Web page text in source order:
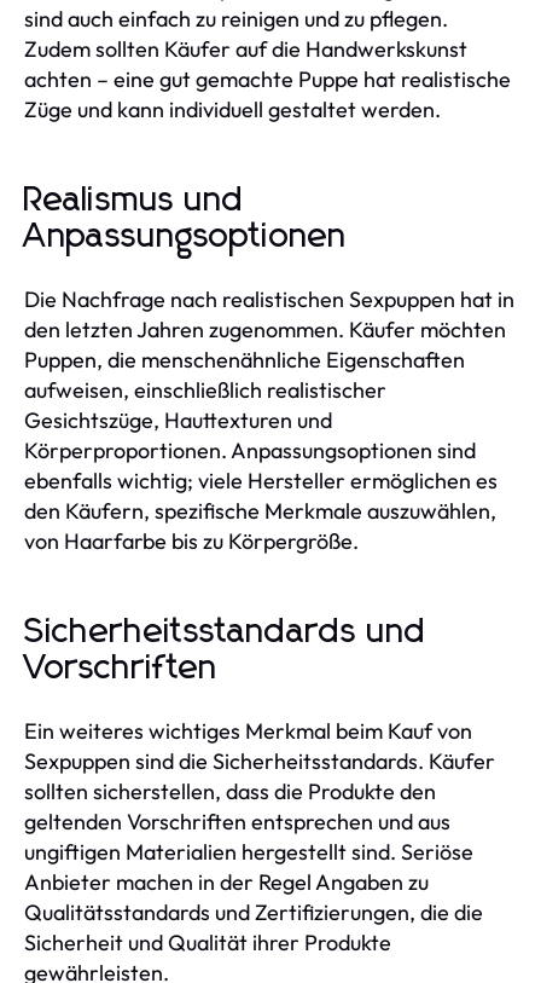
sind auch einfach zu reinigen und zu pflegen.
Zudem sollten Käufer auf die Handwerkskunst
achten – eine gut gemachte Puppe hat realistische
Züge und kann individuell gestaltet werden.
Realismus und
Anpassungsoptionen
Die Nachfrage nach realistischen Sexpuppen hat in
den letzten Jahren zugenommen. Käufer möchten
Puppen, die menschenähnliche Eigenschaften
aufweisen, einschließlich realistischer
Gesichtszüge, Hauttexturen und
Körperproportionen. Anpassungsoptionen sind
ebenfalls wichtig; viele Hersteller ermöglichen es
den Käufern, spezifische Merkmale auszuwählen,
von Haarfarbe bis zu Körpergröße.
Sicherheitsstandards und
Vorschriften
Ein weiteres wichtiges Merkmal beim Kauf von
Sexpuppen sind die Sicherheitsstandards. Käufer
sollten sicherstellen, dass die Produkte den
geltenden Vorschriften entsprechen und aus
ungiftigen Materialien hergestellt sind. Seriöse
Anbieter machen in der Regel Angaben zu
Qualitätsstandards und Zertifizierungen, die die
Sicherheit und Qualität ihrer Produkte
gewährleisten.